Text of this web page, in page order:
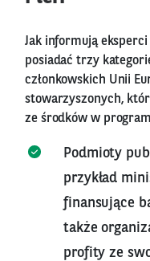
Jak informują eksperci
posiadać trzy
członkowskich Unii
stowarzyszonych,
ze środków w
Podmioty
przykład
finansujące
także
profity ze